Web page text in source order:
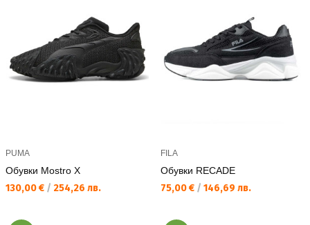
PUMA
Обувки Mostro X
Текуща цена:
130,00 € / 254,26 лв.
FILA
Обувки RECADE
Текуща цена:
75,00 € / 146,69 лв.